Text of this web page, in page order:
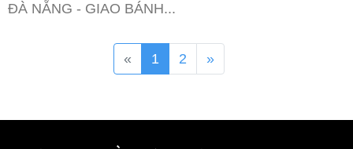
ĐÀ NẴNG - GIAO BÁNH...
« 1 2 »